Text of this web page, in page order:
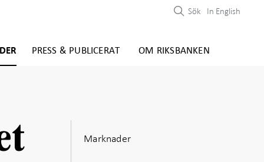
PRESS & PUBLICERAT OM RIKSBANKEN
Sök In English
Marknader